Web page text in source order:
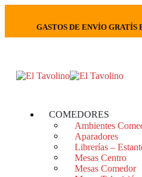
GASTOS DE ENVÍO GRATÍS
COMEDORES
Ambientes
Aparadores
Librerías –
Mesas Centro
Mesas Comedor